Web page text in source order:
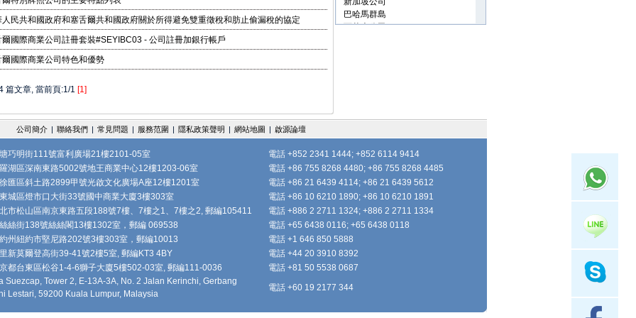
人民共和國政府和塞舌爾共和國政府關於所得避免雙重徵稅和肪止偷漏稅的協定
爾國際商業公司註冊套裝#SEYIBC03 - 公司註冊加銀行帳戶
爾國際商業公司特色和優勢
篇文章, 當前頁:1/1 [1]
公司簡介 | 聯絡我們 | 常見問題 | 服務范圍 | 隱私政策聲明 | 網站地圖 | 啟源論壇
巧明街111號富利廣場21樓2101-05室
電話 +852 2341 1444; +852 6114 9414
湖區深南東路5002號地王商業中心12樓1203-06室
電話 +86 755 8268 4480; +86 755 8268 4485
匯區斜土路2899甲號光啟文化廣場A座12樓1201室
電話 +86 21 6439 4114; +86 21 6439 5612
城區燈市口大街33號國中商業大廈3樓303室
電話 +86 10 6210 1890; +86 10 6210 1891
市松山區南京東路五段188號7樓、7樓之1、7樓之2, 郵編105411
電話 +886 2 2711 1324; +886 2 2711 1334
絲街138號絲絲閣13樓1302室，郵編 069538
電話 +65 6438 0116; +65 6438 0118
州紐約市堅尼路202號3樓303室，郵編10013
電話 +1 646 850 5888
新莫爾登高街39-41號2樓5室, 郵編KT3 4BY
電話 +44 20 3910 8392
都台東區松谷1-4-6獅子大廈5樓502-03室, 郵編111-0036
電話 +81 50 5538 0687
Suezcap, Tower 2, E-13A-3A, No. 2 Jalan Kerinchi, Gerbang
Lestari, 59200 Kuala Lumpur, Malaysia
電話 +60 19 2177 344